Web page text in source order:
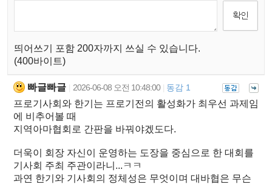
띄어쓰기 포함 200자까지 쓰실 수 있습니다.
(400바이트)
빠글빠글 2026-06-08 오전 10:48:00 동감 1
프로기사회와 한기는 프로기전의 활성화가 최우선 과제임
에 비추어볼 때
지역아마협회로 간판을 바꿔야겠도다.
더욱이 회장 자신이 운영하는 도장을 중심으로 한 대회를
기사회 주최 주관이라니...ㅋㅋ
과연 한기와 기사회의 정체성은 무엇이며 대바협은 무슨